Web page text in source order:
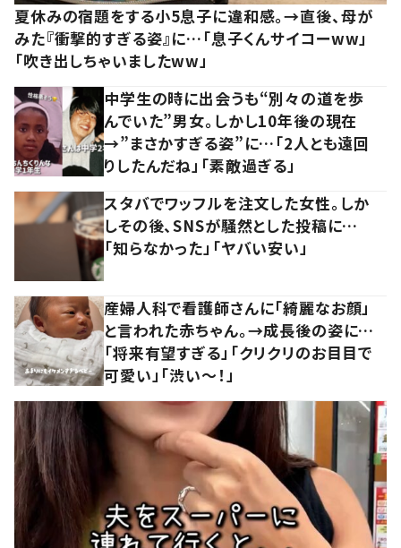
夏休みの宿題をする小5息子に違和感。→直後、母が
みた『衝撃的すぎる姿』に…「息子くんサイコーww」
「吹き出しちゃいましたww」
中学生の時に出会うも“別々の道を歩
んでいた”男女。しかし10年後の現在
→”まさかすぎる姿”に…「2人とも遠回
りしたんだね」「素敵過ぎる」
スタバでワッフルを注文した女性。しか
しその後、SNSが騒然とした投稿に…
「知らなかった」「ヤバい安い」
産婦人科で看護師さんに「綺麗なお顔」
と言われた赤ちゃん。→成長後の姿に…
「将来有望すぎる」「クリクリのお目目で
可愛い」「渋い～！」